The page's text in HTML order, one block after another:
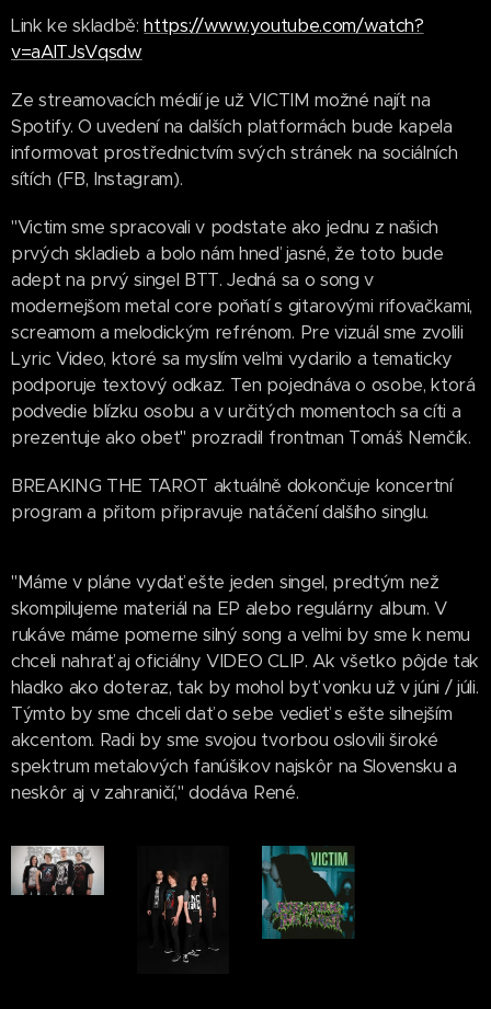
Link ke skladbě:https://www.youtube.com/watch?
v=aAlTJsVqsdw
Ze streamovacích médií je už VICTIM možné najít na
Spotify. O uvedení na dalších platformách bude kapela
informovat prostřednictvím svých stránek na sociálních
sítích (FB, Instagram).
"Victim sme spracovali v podstate ako jednu z našich
prvých skladieb a bolo nám hneď jasné, že toto bude
adept na prvý singel BTT. Jedná sa o song v
modernejšom metal core poňatí s gitarovými rifovačkami,
screamom a melodickým refrénom. Pre vizuál sme zvolili
Lyric Video, ktoré sa myslím veľmi vydarilo a tematicky
podporuje textový odkaz. Ten pojednáva o osobe, ktorá
podvedie blízku osobu a v určitých momentoch sa cíti a
prezentuje ako obeť" prozradil frontman Tomáš Nemčík.
BREAKING THE TAROT aktuálně dokončuje koncertní
program a přitom připravuje natáčení dalšího singlu.
"Máme v pláne vydať ešte jeden singel, predtým než
skompilujeme materiál na EP alebo regulárny album. V
rukáve máme pomerne silný song a veľmi by sme k nemu
chceli nahrať aj oficiálny VIDEO CLIP. Ak všetko pôjde tak
hladko ako doteraz, tak by mohol byť vonku už v júni / júli.
Týmto by sme chceli dať o sebe vedieť s ešte silnejším
akcentom. Radi by sme svojou tvorbou oslovili široké
spektrum metalových fanúšikov najskôr na Slovensku a
neskôr aj v zahraničí," dodáva René.